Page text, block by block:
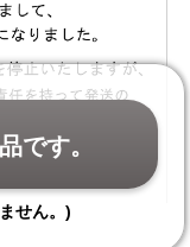
です。
せん。)